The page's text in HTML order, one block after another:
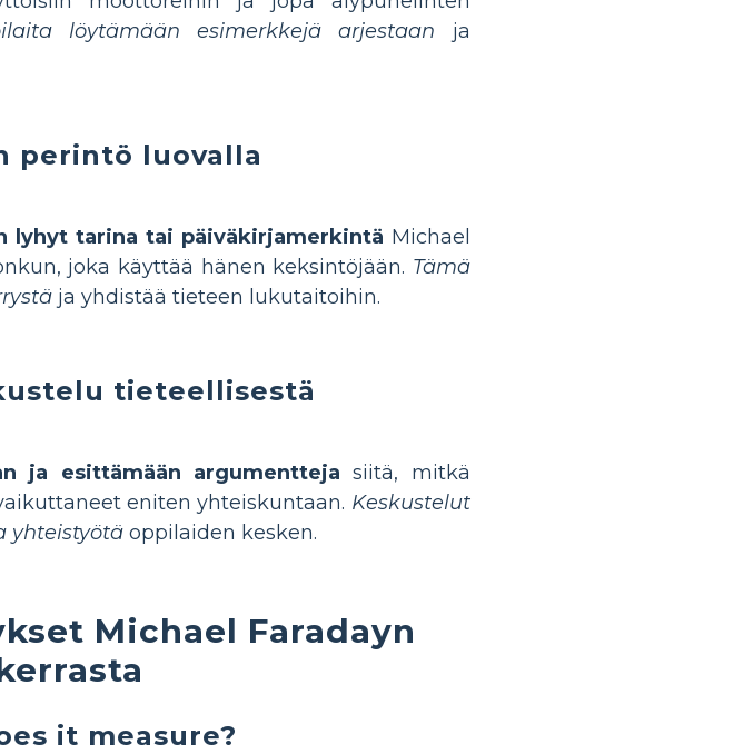
löytämään esimerkkejä arjestaan ja
perintö luovalla
lyhyt tarina tai päiväkirjamerkintä Michael
joka käyttää hänen keksintöjään. Tämä
ja yhdistää tieteen lukutaitoihin.
tieteellisestä
ja esittämään argumentteja siitä, mitkä
eniten yhteiskuntaan. Keskustelut
yhteistyötä oppilaiden kesken.
Michael Faradayn
it measure?